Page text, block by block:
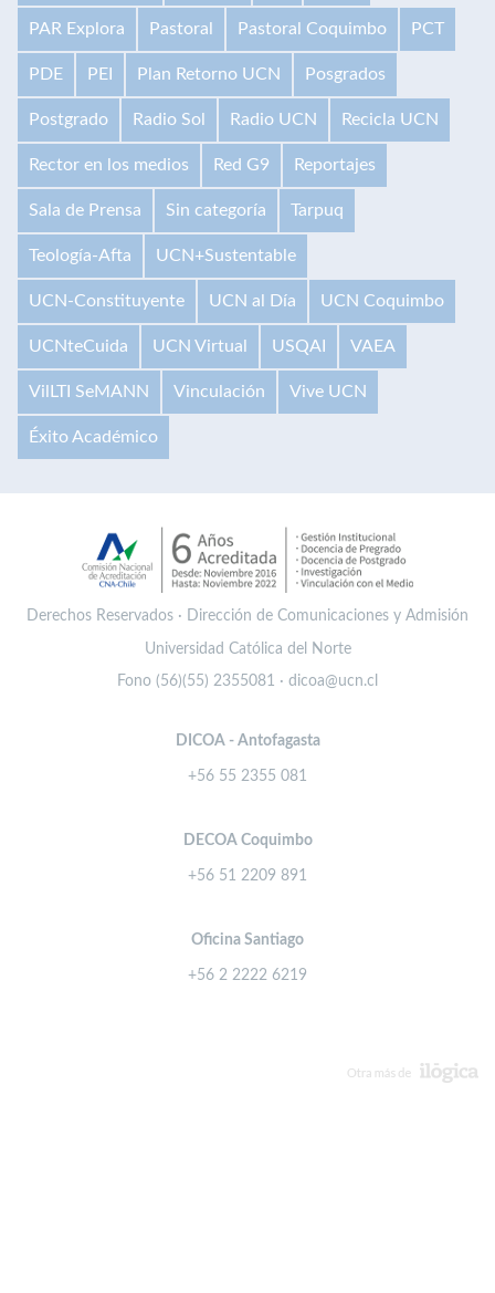
PAR Explora Pastoral Pastoral Coquimbo PCT
PDE PEI Plan Retorno UCN Posgrados
Postgrado Radio Sol Radio UCN Recicla UCN
Rector en los medios Red G9 Reportajes
Sala de Prensa Sin categoría Tarpuq
Teología-Afta UCN+Sustentable
UCN-Constituyente UCN al Día UCN Coquimbo
UCNteCuida UCN Virtual USQAI VAEA
VilLTI SeMANN Vinculación Vive UCN
Éxito Académico
Derechos Reservados · Dirección de Comunicaciones y Admisión
Universidad Católica del Norte
Fono (56)(55) 2355081 · dicoa@ucn.cl
DICOA - Antofagasta
+56 55 2355 081
DECOA Coquimbo
+56 51 2209 891
Oficina Santiago
+56 2 2222 6219